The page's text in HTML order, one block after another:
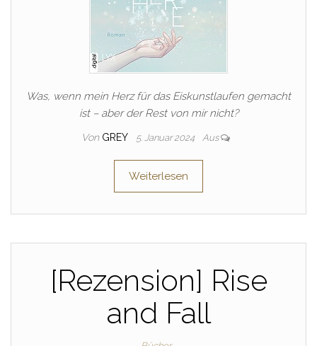
Was, wenn mein Herz für das Eiskunstlaufen gemacht
ist – aber der Rest von mir nicht?
Von GREY 5. Januar 2024 Aus
Weiterlesen
[Rezension] Rise
and Fall